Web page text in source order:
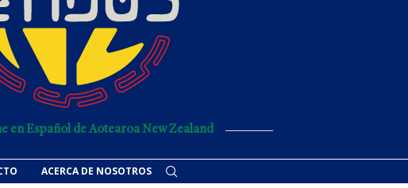
en Español de Aotearoa New Zealand
ACERCA DE NOSOTROS